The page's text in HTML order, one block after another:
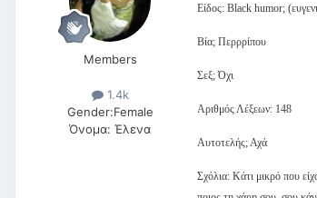
Members
1.4k
Gender:Female
Όνομα: Έλενα
Είδος: Black humor;
Βία; Περρρίπου
Σεξ; Όχι
Αριθμός Λέξεων: 148
Αυτοτελής; Αχά
Σχόλια: Κάτι μικρό που